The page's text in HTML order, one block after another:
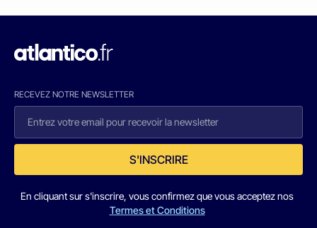
RECEVEZ NOTRE NEWSLETTER
S'INSCRIRE
En cliquant sur s'inscrire, vous confirmez que vous acceptez nos
Termes et Conditions